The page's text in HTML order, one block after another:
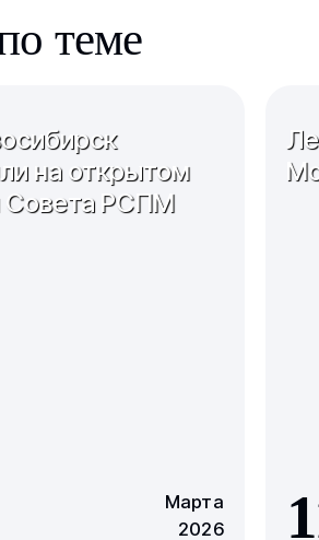
теме
на открытом
Совета РСПМ
Марта
2026